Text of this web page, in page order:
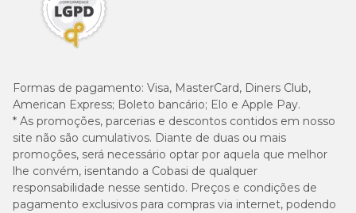
Formas de pagamento: Visa, MasterCard, Diners Club,
American Express; Boleto bancário; Elo e Apple Pay.
* As promoções, parcerias e descontos contidos em nosso
site não são cumulativos. Diante de duas ou mais
promoções, será necessário optar por aquela que melhor
lhe convém, isentando a Cobasi de qualquer
responsabilidade nesse sentido. Preços e condições de
pagamento exclusivos para compras via internet, podendo